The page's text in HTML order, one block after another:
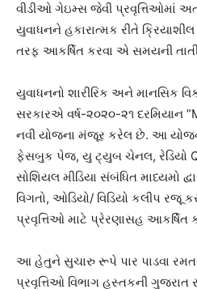
વીડીઓ ગેઇમ્સ જેવી પ્રવૃત્તિઓમાં
યુવાધનને હકારાત્મક રીતે
તરફ આકર્ષિત કરવા એ સમયની
યુવાધનનો શારીરિક અને માનસિક
સરકારએ વર્ષ-૨૦૨૦-૨૧ દરમિયાન
નવી યોજના મંજૂર કરેલ છે. આ
ફેસબુક પેજ, યુ ટ્યુબ ચેનલ, રેડિયો
સોશિયલ મીડિયા સંબંધિત માધ્યમો
વિગતો, ઓડિયો/ વિડિયો કલીપ રજૂ
પ્રવૃત્તિઓ માટે પ્રેરણાસહ આકર્ષિત
આ હેતુને સુચારુ રૂપે પાર પાડવા
પ્રવૃત્તિઓ વિભાગ હસ્તકની ગુજરાત